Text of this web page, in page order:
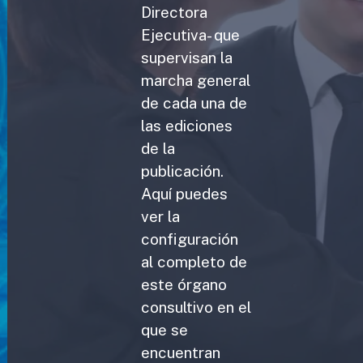
Directora
Ejecutiva- que
supervisan la
marcha general
de cada una de
las ediciones
de la
publicación.
Aquí puedes
ver la
configuración
al completo de
este órgano
consultivo en el
que se
encuentran